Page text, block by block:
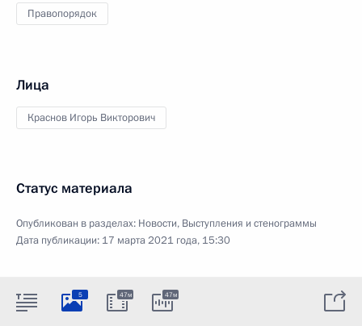
Правопорядок
Лица
Краснов Игорь Викторович
Статус материала
Опубликован в разделах: Новости, Выступления и стенограммы
Дата публикации: 17 марта 2021 года, 15:30
5 47м 47м